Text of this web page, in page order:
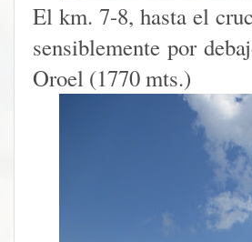
El km. 7-8, hasta el
sensiblemente por
Oroel (1770 mts.)